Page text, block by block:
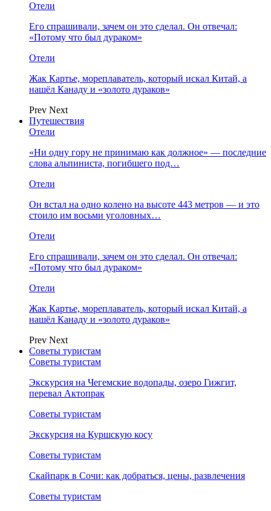
Отели
Его спрашивали, зачем он это сделал. Он отвечал:
«Потому что был дураком»
Отели
Жак Картье, мореплаватель, который искал Китай, а
нашёл Канаду и «золото дураков»
Prev Next
Путешествия
Отели
«Ни одну гору не принимаю как должное» — последние
слова альпиниста, погибшего под…
Отели
Он встал на одно колено на высоте 443 метров — и это
стоило им восьми уголовных…
Отели
Его спрашивали, зачем он это сделал. Он отвечал:
«Потому что был дураком»
Отели
Жак Картье, мореплаватель, который искал Китай, а
нашёл Канаду и «золото дураков»
Prev Next
Советы туристам
Советы туристам
Экскурсия на Чегемские водопады, озеро Гижгит,
перевал Актопрак
Советы туристам
Экскурсия на Куршскую косу
Советы туристам
Скайпарк в Сочи: как добраться, цены, развлечения
Советы туристам